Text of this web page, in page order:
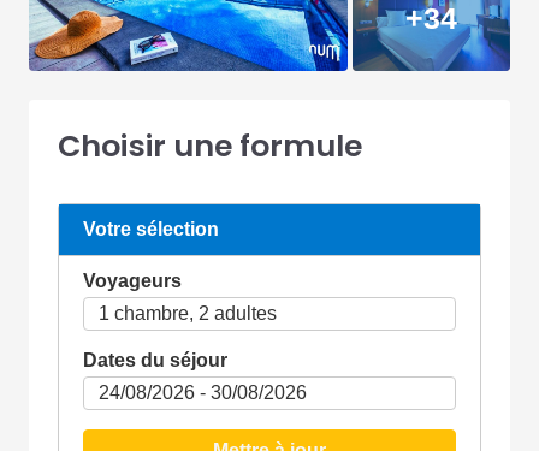
+34
Choisir une formule
Votre sélection
Voyageurs
Dates du séjour